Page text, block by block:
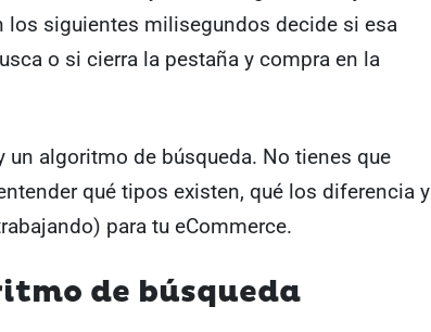
los siguientes milisegundos decide si esa
o si cierra la pestaña y compra en la
un algoritmo de búsqueda. No tienes que
qué tipos existen, qué los diferencia y
para tu eCommerce.
de búsqueda